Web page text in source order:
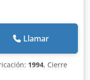
Llamar
1994, Cierre